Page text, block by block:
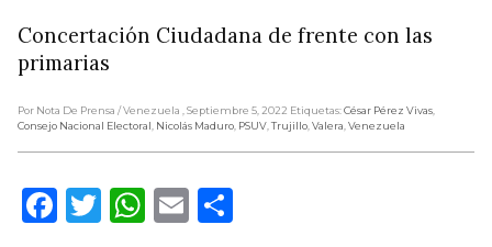
Concertación Ciudadana de frente con las
primarias
Por Nota De Prensa / Venezuela , Septiembre 5, 2022 Etiquetas:César Pérez Vivas,
Consejo Nacional Electoral, Nicolás Maduro, PSUV,Trujillo,Valera,Venezuela
Facebook
Twitter
WhatsApp
Email